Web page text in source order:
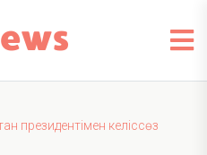
президентімен келіссөз